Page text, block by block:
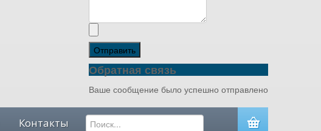
Отправить
Обратная связь
Ваше сообщение было успешно отправлено
Контакты